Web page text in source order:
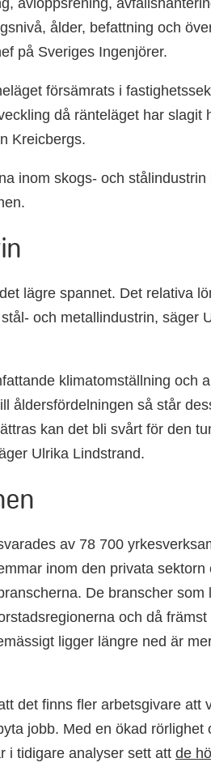
ålder, befattning och
på Sveriges Ingenjörer.
försämrats i
då ränteläget har slagit
Kreicbergs.
inom skogs- och
lägre spannet. Det relativa
och metallindustrin, säger
klimatomställning och
åldersfördelningen så står
kan det bli svårt för den
Ulrika Lindstrand.
av 78 700
inom den privata sektorn
De branscher som
och då främst
ligger längre ned är
det finns fler arbetsgivare att
jobb. Med en ökad rörlighet
i tidigare analyser sett att de